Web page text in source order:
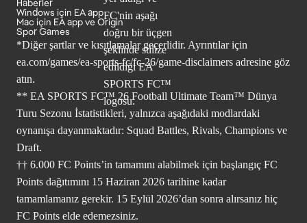
Haberler
Windows için EA app
Mac için EA app ve Origin
Spor Games
*Diğer şartlar ve kısıtlamalar geçerlidir. Ayrıntılar için
ea.com/games/ea-sports-fc/fc-26/game-disclaimers adresine göz
atın.
** EA SPORTS FC™ 26 Football Ultimate Team™ Dünya
Turu Sezonu İstatistikleri, yalnızca aşağıdaki modlardaki
oynanışa dayanmaktadır: Squad Battles, Rivals, Champions ve
Draft.
†† 6.000 FC Points’in tamamını alabilmek için başlangıç FC
Points dağıtımını 15 Haziran 2026 tarihine kadar
tamamlamanız gerekir. 15 Eylül 2026’dan sonra alırsanız hiç
FC Points elde edemezsiniz.